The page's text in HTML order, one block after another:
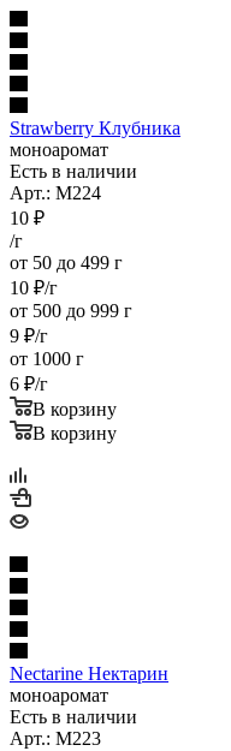
Strawberry Клубника
моноаромат
Есть в наличии
Арт.: M224
10 ₽
/г
от 50 до 499 г
10 ₽/г
от 500 до 999 г
9 ₽/г
от 1000 г
6 ₽/г
В корзину
В корзину
Nectarine Нектарин
моноаромат
Есть в наличии
Арт.: M223